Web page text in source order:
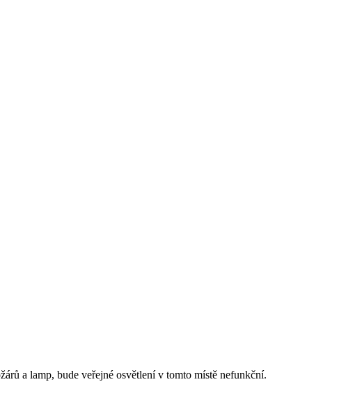
a lamp, bude veřejné osvětlení v tomto místě nefunkční.